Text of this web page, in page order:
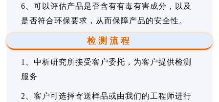
6、可以评估产品是否含有有毒有害成分，以及
是否符合环保要求，从而保障产品的安全性。
检测流程
1、中析研究所接受客户委托，为客户提供检测
服务
2、客户可选择寄送样品或由我们的工程师进行